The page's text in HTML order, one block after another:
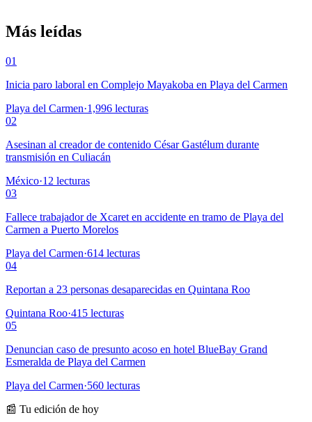
Más leídas
01
Inicia paro laboral en Complejo Mayakoba en Playa del Carmen
Playa del Carmen·1,996 lecturas
02
Asesinan al creador de contenido César Gastélum durante
transmisión en Culiacán
México·12 lecturas
03
Fallece trabajador de Xcaret en accidente en tramo de Playa del
Carmen a Puerto Morelos
Playa del Carmen·614 lecturas
04
Reportan a 23 personas desaparecidas en Quintana Roo
Quintana Roo·415 lecturas
05
Denuncian caso de presunto acoso en hotel BlueBay Grand
Esmeralda de Playa del Carmen
Playa del Carmen·560 lecturas
📰 Tu edición de hoy